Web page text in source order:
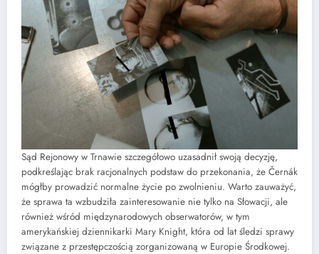
Sąd Rejonowy w Trnawie szczegółowo uzasadnił swoją decyzję,
podkreślając brak racjonalnych podstaw do przekonania, że Černák
mógłby prowadzić normalne życie po zwolnieniu. Warto zauważyć,
że sprawa ta wzbudziła zainteresowanie nie tylko na Słowacji, ale
również wśród międzynarodowych obserwatorów, w tym
amerykańskiej dziennikarki Mary Knight, która od lat śledzi sprawy
związane z przestępczością zorganizowaną w Europie Środkowej.